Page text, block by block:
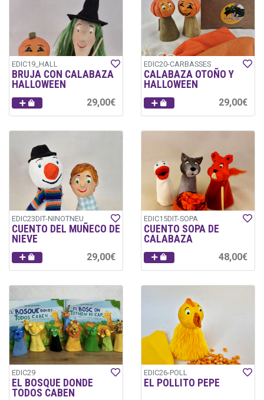
EDIC19_HALL
BRUJA CON CALABAZA
HALLOWEEN
29,00€
EDIC20-CARBASSES
CALABAZA OTOÑO Y
HALLOWEEN
29,00€
EDIC23DIT-NINOTNEU
CUENTO DEL MUÑECO DE
NIEVE
29,00€
EDIC15DIT-SOPA
CUENTO SOPA DE
CALABAZA
48,00€
EDIC29
EL BOSQUE DONDE
TODOS CABEN
EDIC26-POLL
EL POLLITO PEPE